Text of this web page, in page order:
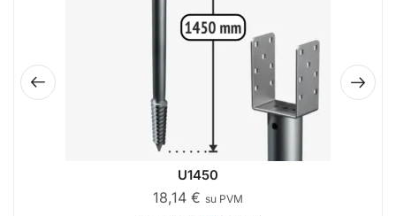
U1450
18,14 € su PVM